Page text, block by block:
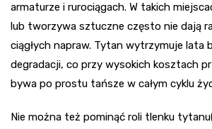
armaturze i rurociągach. W takich
lub tworzywa sztuczne często nie dają
ciągłych napraw. Tytan wytrzymuje lata
degradacji, co przy wysokich kosztach
bywa po prostu tańsze w całym cyklu
Nie można też pominąć roli tlenku